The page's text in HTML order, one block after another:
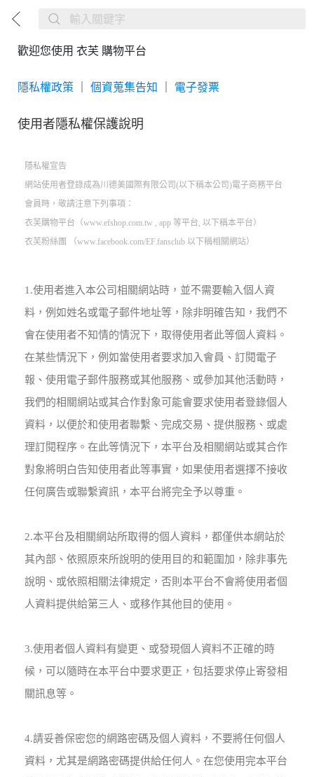
歡迎您使用 衣芙 購物平台
隱私權政策 個資蒐集告知 電子發票
使用者隱私權保護說明
隱私權宣告
網站使用者登錄成為川德美國際有限公司(以下稱本公司)電子商務平台
會員時，敬請注意下列事項：
衣芙購物平台（www.efshop.com.tw , app 等平台, 以下稱本平台）
衣芙粉絲團 （www.facebook.com/EF.fansclub 以下稱相關網站）
1.使用者進入本公司相關網站時，並不需要輸入個人資
料，例如姓名或電子郵件地址等，除非明確告知，我們不
會在使用者不知情的情況下，取得使用者此等個人資料。
在某些情況下，例如當使用者要求加入會員、訂閱電子
報、使用電子郵件服務或其他服務、或參加其他活動時，
我們的相關網站或其合作對象可能會要求使用者登錄個人
資料，以便於和使用者聯繫、完成交易、提供服務、或處
理訂閱程序。在此等情況下，本平台及相關網站或其合作
對象將明白告知使用者此等事實，如果使用者選擇不接收
任何廣告或聯繫資訊，本平台將完全予以尊重。
2.本平台及相關網站所取得的個人資料，都僅供本網站於
其內部、依照原來所說明的使用目的和範圍加，除非事先
說明、或依照相關法律規定，否則本平台不會將使用者個
人資料提供給第三人、或移作其他目的使用。
3.使用者個人資料有變更、或發現個人資料不正確的時
候，可以隨時在本平台中要求更正，包括要求停止寄發相
關訊息等。
4.請妥善保密您的網路密碼及個人資料，不要將任何個人
資料，尤其是網路密碼提供給任何人。在您使用完本平台